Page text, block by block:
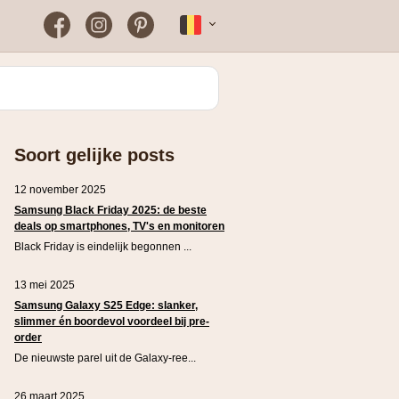
Plopsaland Theater Hotel
WONDR
FacebookInstagramPinterest
Soort gelijke posts
12 november 2025
Samsung Black Friday 2025: de beste
deals op smartphones, TV's en monitoren
Black Friday is eindelijk begonnen ...
13 mei 2025
Samsung Galaxy S25 Edge: slanker,
slimmer én boordevol voordeel bij pre-
order
De nieuwste parel uit de Galaxy-ree...
26 maart 2025